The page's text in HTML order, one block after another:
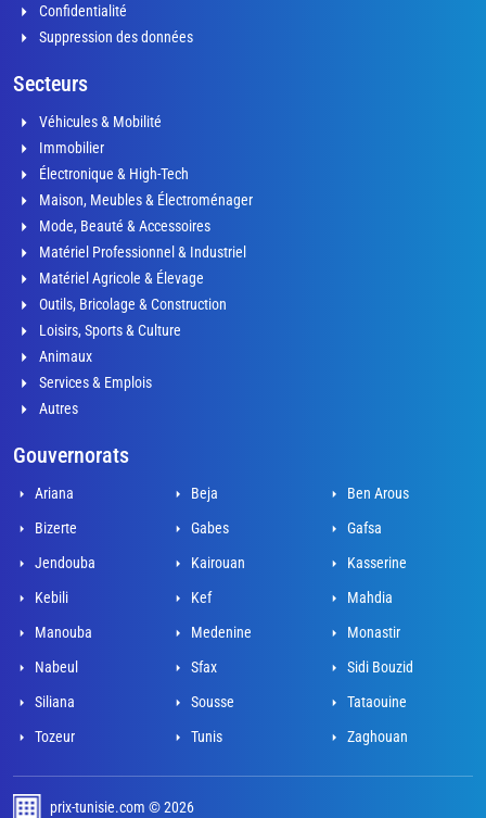
Confidentialité
Suppression des données
Secteurs
Véhicules & Mobilité
Immobilier
Électronique & High-Tech
Maison, Meubles & Électroménager
Mode, Beauté & Accessoires
Matériel Professionnel & Industriel
Matériel Agricole & Élevage
Outils, Bricolage & Construction
Loisirs, Sports & Culture
Animaux
Services & Emplois
Autres
Gouvernorats
Ariana Beja
Ben Arous
Bizerte
Gabes
Gafsa
Jendouba
Kairouan
Kasserine
Kebili
Kef
Mahdia
Manouba
Medenine
Monastir
Nabeul
Sfax
Sidi Bouzid
Siliana
Sousse
Tataouine
Tozeur
Tunis Zaghouan
prix-tunisie.com © 2026